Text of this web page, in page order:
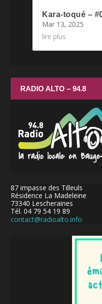
Kara-toqué –
Mar 13, 2025
lire plus
RADIO ALTO – 94.8
87 impasse des Tilleuls
Résidence La Madeleine
73340 Lescheraines
Tél. 04 79 54 19 89
contact@radioalto.info